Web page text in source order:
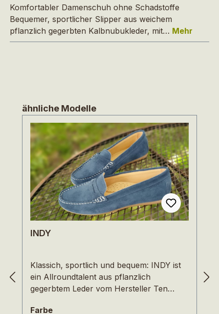
Komfortabler Damenschuh ohne Schadstoffe
Bequemer, sportlicher Slipper aus weichem
pflanzlich gegerbten Kalbnubukleder, mit… Mehr
Produktgalerie überspringen
ähnliche Modelle
INDY
Klassich, sportlich und bequem: INDY ist
ein Allroundtalent aus pflanzlich
gegerbtem Leder vom Hersteller Ten
Schuhschrank. INDY ist super weich, lässt
Farbeauswählen